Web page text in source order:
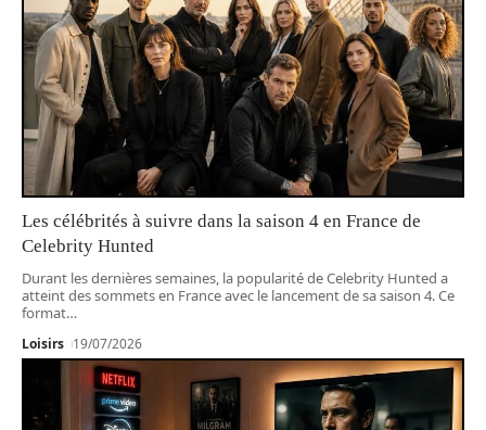
Les célébrités à suivre dans la saison 4 en France de
Celebrity Hunted
Durant les dernières semaines, la popularité de Celebrity Hunted a
atteint des sommets en France avec le lancement de sa saison 4. Ce
format…
Loisirs 19/07/2026